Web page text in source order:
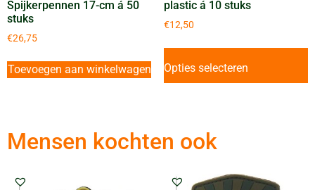
Spijkerpennen 17-cm á 50
stuks
€26,75
Toevoegen aan winkelwagen
plastic á 10 stuks
€12,50
Opties selecteren
Mensen kochten ook